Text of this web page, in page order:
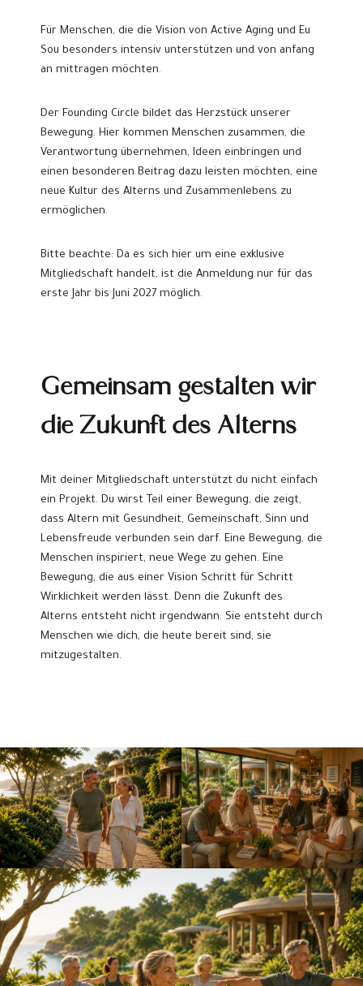
Für Menschen, die die Vision von Active Aging und Eu
Sou besonders intensiv unterstützen und von anfang
an mittragen möchten.
Der Founding Circle bildet das Herzstück unserer
Bewegung. Hier kommen Menschen zusammen, die
Verantwortung übernehmen, Ideen einbringen und
einen besonderen Beitrag dazu leisten möchten, eine
neue Kultur des Alterns und Zusammenlebens zu
ermöglichen.
Bitte beachte: Da es sich hier um eine exklusive
Mitgliedschaft handelt, ist die Anmeldung nur für das
erste Jahr bis Juni 2027 möglich.
Gemeinsam gestalten wir
die Zukunft des Alterns
Mit deiner Mitgliedschaft unterstützt du nicht einfach
ein Projekt. Du wirst Teil einer Bewegung, die zeigt,
dass Altern mit Gesundheit, Gemeinschaft, Sinn und
Lebensfreude verbunden sein darf. Eine Bewegung, die
Menschen inspiriert, neue Wege zu gehen. Eine
Bewegung, die aus einer Vision Schritt für Schritt
Wirklichkeit werden lässt. Denn die Zukunft des
Alterns entsteht nicht irgendwann. Sie entsteht durch
Menschen wie dich, die heute bereit sind, sie
mitzugestalten.